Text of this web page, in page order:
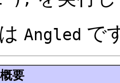
Angled で
要